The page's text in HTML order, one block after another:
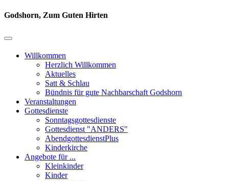
Godshorn, Zum Guten Hirten
Willkommen
Herzlich Willkommen
Aktuelles
Satt & Schlau
Bündnis für gute Nachbarschaft Godshorn
Veranstaltungen
Gottesdienste
Sonntagsgottesdienste
Gottesdienst "ANDERS"
AbendgottesdienstPlus
Kinderkirche
Angebote für ...
Kleinkinder
Kinder